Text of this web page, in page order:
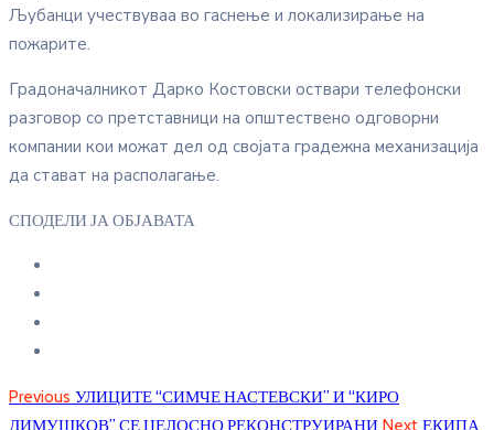
Љубанци учествуваа во гаснење и локализирање на
пожарите.
Градоначалникот Дарко Костовски оствари телефонски
разговор со претставници на општествено одговорни
компании кои можат дел од својата градежна механизација
да стават на располагање.
СПОДЕЛИ ЈА ОБЈАВАТА
Previous УЛИЦИТЕ “СИМЧЕ НАСТЕВСКИ” И “КИРО
ДИМУШКОВ” СЕ ЦЕЛОСНО РЕКОНСТРУИРАНИ Next ЕКИПА